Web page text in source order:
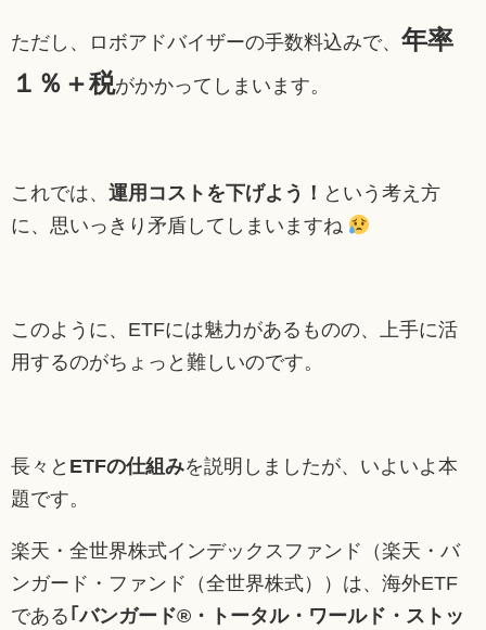
ただし、ロボアドバイザーの手数料込みで、 年率
１％＋税がかかってしまいます。
これでは、 運用コストを下げよう！ という考え方
に、思いっきり矛盾してしまいますね
このように、ETFには魅力があるものの、上手に活
用するのがちょっと難しいのです。
長々と ETFの仕組みを説明しましたが、いよいよ本
題です。
楽天・全世界株式インデックスファンド（楽天・バ
ンガード・ファンド（全世界株式））は、海外ETF
である ｢バンガード®・トータル・ワールド・ストッ